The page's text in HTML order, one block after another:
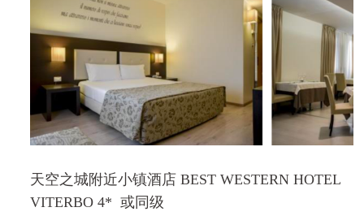
天空之城附近小镇酒店 BEST WESTERN HOTEL
VITERBO 4*或同级